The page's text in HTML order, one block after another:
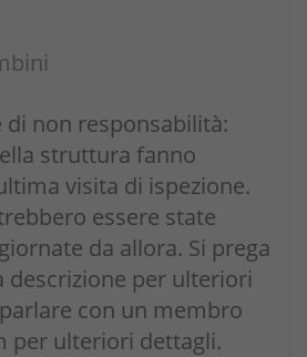
non responsabilità:
struttura fanno
visita di ispezione.
essere state
da allora. Si prega
descrizione per ulteriori
con un membro
per ulteriori dettagli.